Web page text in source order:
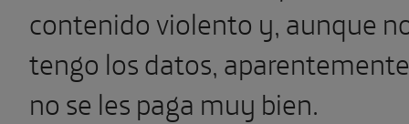
contenido violento y, aunque
tengo los datos, aparentemente
no se les paga muy bien.